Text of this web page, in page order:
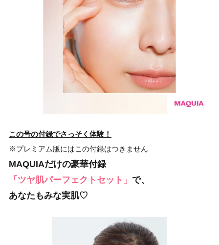
この号の付録でさっそく体験！
※プレミアム版にはこの付録はつきません
MAQUIAだけの豪華付録
「ツヤ肌パーフェクトセット」 で、
あなたもみな実肌♡